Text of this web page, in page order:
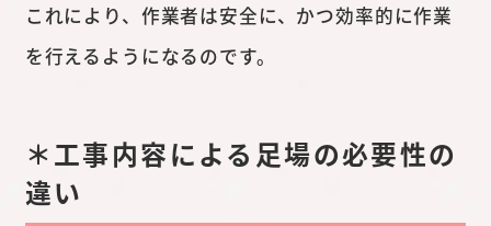
これにより、作業者は安全に、かつ効率的に作業
を行えるようになるのです。
＊工事内容による足場の必要性の
違い